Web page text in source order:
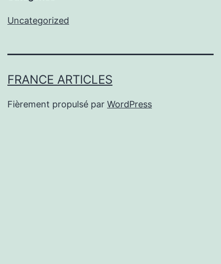
Uncategorized
FRANCE ARTICLES
Fièrement propulsé par WordPress